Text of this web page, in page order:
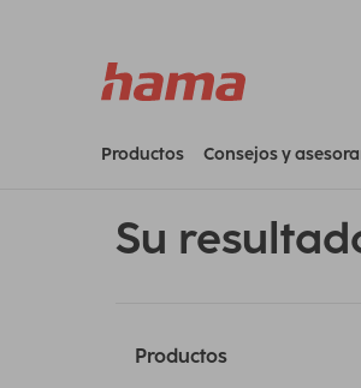
Productos Consejos y
Su
Productos